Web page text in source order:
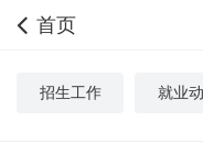
首页
招生工作 就业